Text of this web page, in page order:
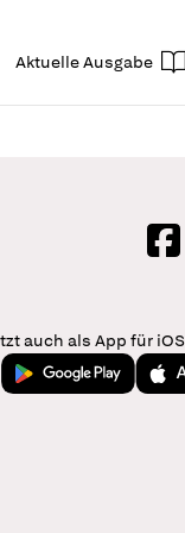
Aktuelle Ausgabe
login
auch als App für
Jetzt bei Google Play